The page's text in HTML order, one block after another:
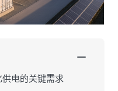
电的关键需求